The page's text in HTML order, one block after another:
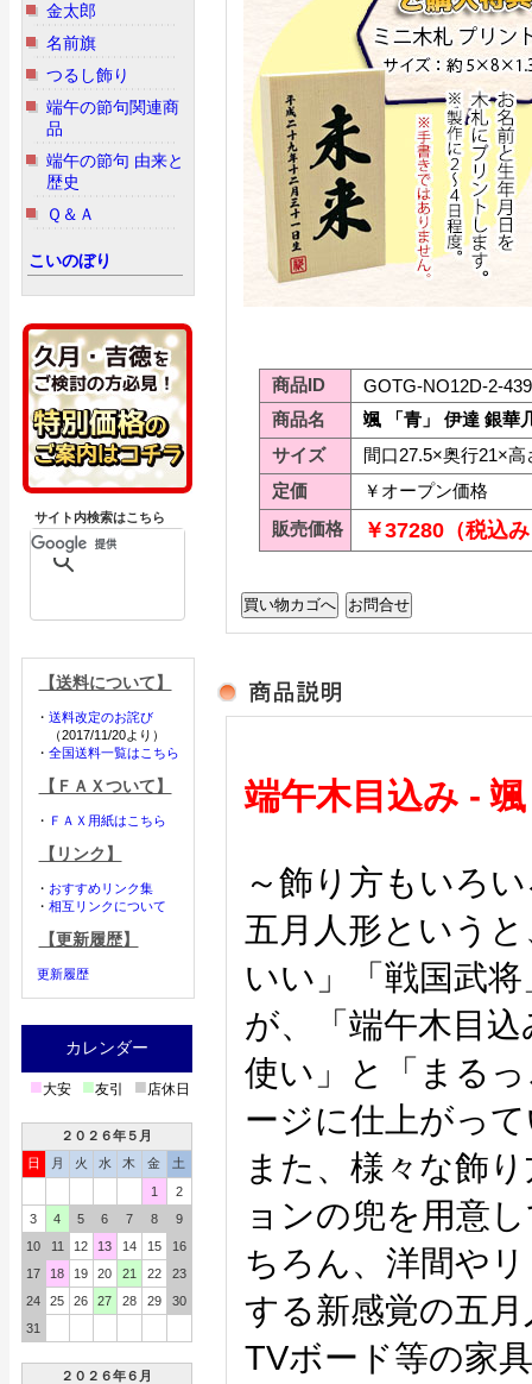
金太郎
名前旗
つるし飾り
端午の節句関連商
品
端午の節句 由来と
歴史
Ｑ＆Ａ
こいのぼり
サイト内検索はこちら
【送料について】
・ 送料改定のお詫び
（2017/11/20より）
・ 全国送料一覧はこちら
【ＦＡＸついて】
・ ＦＡＸ用紙はこちら
【リンク】
・ おすすめリンク集
・ 相互リンクについて
【更新履歴】
更新履歴
カレンダー
■大安 ■友引 ■店休日
２０２６年５月
日
月 火 水 木 金
土
1
2
3
4 5 6 7 8
9
10
11 12 13 14 15
16
17
18 19 20 21 22
23
24
25 26 27 28 29
30
31
２０２６年６月
商品ID
GOTG-NO12D-2-439
商品名
颯 「青」 伊達 銀華
サイズ
間口27.5×奥行21×高
定価
￥オープン価格
販売価格
￥37280（税込
端午木目込み -
～飾り方もいろ
五月人形という
いい」「戦国武
が、「端午木目
使い」と「まる
ージに仕上がっ
また、様々な飾
ョンの兜を用意
ちろん、洋間や
する新感覚の五
TVボード等の家